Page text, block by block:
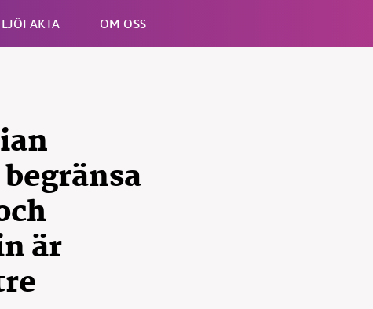
OM OSS
är
kämpar för en hållbar framtid. Sedan starten 2010 har vår
ideella redaktion drivit miljödebatten framåt genom
och granskningar. Nu vill vi utveckla vårt arbete –